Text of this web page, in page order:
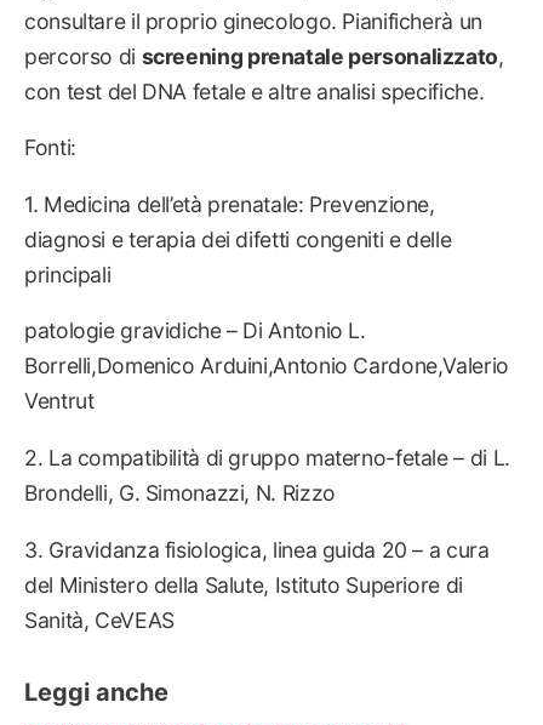
consultare il proprio ginecologo. Pianificherà un
percorso di screening prenatale personalizzato,
con test del DNA fetale e altre analisi specifiche.
Fonti:
1. Medicina dell’età prenatale: Prevenzione,
diagnosi e terapia dei difetti congeniti e delle
principali
patologie gravidiche – Di Antonio L.
Borrelli,Domenico Arduini,Antonio Cardone,Valerio
Ventrut
2. La compatibilità di gruppo materno-fetale – di L.
Brondelli, G. Simonazzi, N. Rizzo
3. Gravidanza fisiologica, linea guida 20 – a cura
del Ministero della Salute, Istituto Superiore di
Sanità, CeVEAS
Leggi anche